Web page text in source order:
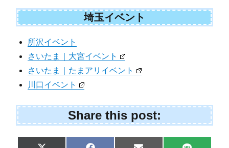
埼玉イベント
所沢イベント
さいたま｜大宮イベント
さいたま｜たまアリイベント
川口イベント
Share this post: